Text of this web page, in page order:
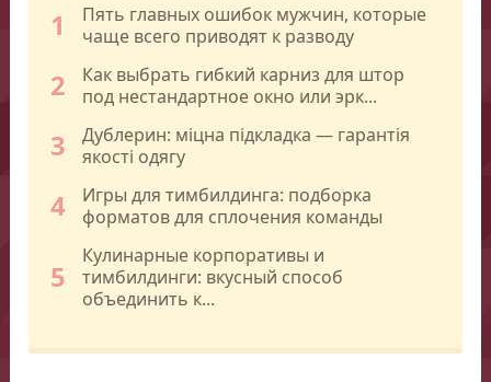
1
Пять главных ошибок мужчин, которые
чаще всего приводят к разводу
2
Как выбрать гибкий карниз для штор
под нестандартное окно или эрк...
3
Дублерин: міцна підкладка — гарантія
якості одягу
4
Игры для тимбилдинга: подборка
форматов для сплочения команды
5
Кулинарные корпоративы и
тимбилдинги: вкусный способ
объединить к...